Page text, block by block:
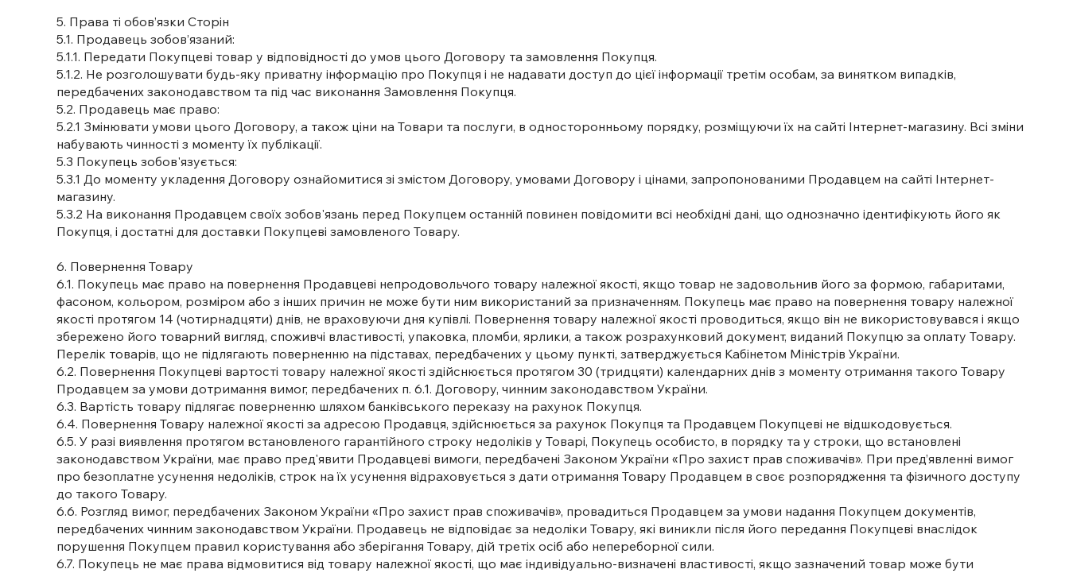
5. Права ті обов’язки Сторін
5.1. Продавець зобов’язаний:
5.1.1. Передати Покупцеві товар у відповідності до умов цього Договору та замовлення Покупця.
5.1.2. Не розголошувати будь-яку приватну інформацію про Покупця і не надавати доступ до цієї інформації третім особам, за винятком випадків,
передбачених законодавством та під час виконання Замовлення Покупця.
5.2. Продавець має право:
5.2.1 Змінювати умови цього Договору, а також ціни на Товари та послуги, в односторонньому порядку, розміщуючи їх на сайті Інтернет-магазину. Всі зміни
набувають чинності з моменту їх публікації.
5.3 Покупець зобов'язується:
5.3.1 До моменту укладення Договору ознайомитися зі змістом Договору, умовами Договору і цінами, запропонованими Продавцем на сайті Інтернет-
магазину.
5.3.2 На виконання Продавцем своїх зобов'язань перед Покупцем останній повинен повідомити всі необхідні дані, що однозначно ідентифікують його як
Покупця, і достатні для доставки Покупцеві замовленого Товару.
6. Повернення Товару
6.1. Покупець має право на повернення Продавцеві непродовольчого товару належної якості, якщо товар не задовольнив його за формою, габаритами,
фасоном, кольором, розміром або з інших причин не може бути ним використаний за призначенням. Покупець має право на повернення товару належної
якості протягом 14 (чотирнадцяти) днів, не враховуючи дня купівлі. Повернення товару належної якості проводиться, якщо він не використовувався і якщо
збережено його товарний вигляд, споживчі властивості, упаковка, пломби, ярлики, а також розрахунковий документ, виданий Покупцю за оплату Товару.
Перелік товарів, що не підлягають поверненню на підставах, передбачених у цьому пункті, затверджується Кабінетом Міністрів України.
6.2. Повернення Покупцеві вартості товару належної якості здійснюється протягом 30 (тридцяти) календарних днів з моменту отримання такого Товару
Продавцем за умови дотримання вимог, передбачених п. 6.1. Договору, чинним законодавством України.
6.3. Вартість товару підлягає поверненню шляхом банківського переказу на рахунок Покупця.
6.4. Повернення Товару належної якості за адресою Продавця, здійснюється за рахунок Покупця та Продавцем Покупцеві не відшкодовується.
6.5. У разі виявлення протягом встановленого гарантійного строку недоліків у Товарі, Покупець особисто, в порядку та у строки, що встановлені
законодавством України, має право пред'явити Продавцеві вимоги, передбачені Законом України «Про захист прав споживачів». При пред’явленні вимог
про безоплатне усунення недоліків, строк на їх усунення відраховується з дати отримання Товару Продавцем в своє розпорядження та фізичного доступу
до такого Товару.
6.6. Розгляд вимог, передбачених Законом України «Про захист прав споживачів», провадиться Продавцем за умови надання Покупцем документів,
передбачених чинним законодавством України. Продавець не відповідає за недоліки Товару, які виникли після його передання Покупцеві внаслідок
порушення Покупцем правил користування або зберігання Товару, дій третіх осіб або непереборної сили.
6.7. Покупець не має права відмовитися від товару належної якості, що має індивідуально-визначені властивості, якщо зазначений товар може бути